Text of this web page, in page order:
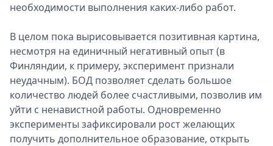
необходимости выполнения каких-либо работ.
В целом пока вырисовывается позитивная картина,
несмотря на единичный негативный опыт (в
Финляндии, к примеру, эксперимент признали
неудачным). БОД позволяет сделать большое
количество людей более счастливыми, позволив им
уйти с ненавистной работы. Одновременно
эксперименты зафиксировали рост желающих
получить дополнительное образование, открыть